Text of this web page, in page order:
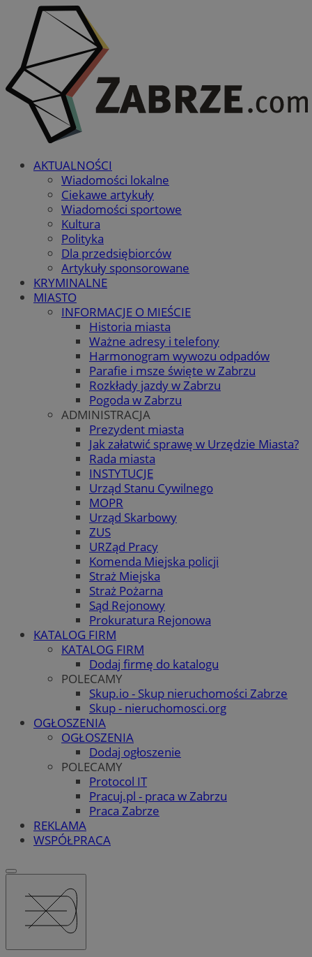
AKTUALNOŚCI
Wiadomości lokalne
Ciekawe artykuły
Wiadomości sportowe
Kultura
Polityka
Dla przedsiębiorców
Artykuły sponsorowane
KRYMINALNE
MIASTO
INFORMACJE O MIEŚCIE
Historia miasta
Ważne adresy i telefony
Harmonogram wywozu odpadów
Parafie i msze święte w Zabrzu
Rozkłady jazdy w Zabrzu
Pogoda w Zabrzu
ADMINISTRACJA
Prezydent miasta
Jak załatwić sprawę w Urzędzie Miasta?
Rada miasta
INSTYTUCJE
Urząd Stanu Cywilnego
MOPR
Urząd Skarbowy
ZUS
URZąd Pracy
Komenda Miejska policji
Straż Miejska
Straż Pożarna
Sąd Rejonowy
Prokuratura Rejonowa
KATALOG FIRM
KATALOG FIRM
Dodaj firmę do katalogu
POLECAMY
Skup.io - Skup nieruchomości Zabrze
Skup - nieruchomosci.org
OGŁOSZENIA
OGŁOSZENIA
Dodaj ogłoszenie
POLECAMY
Protocol IT
Pracuj.pl - praca w Zabrzu
Praca Zabrze
REKLAMA
WSPÓŁPRACA